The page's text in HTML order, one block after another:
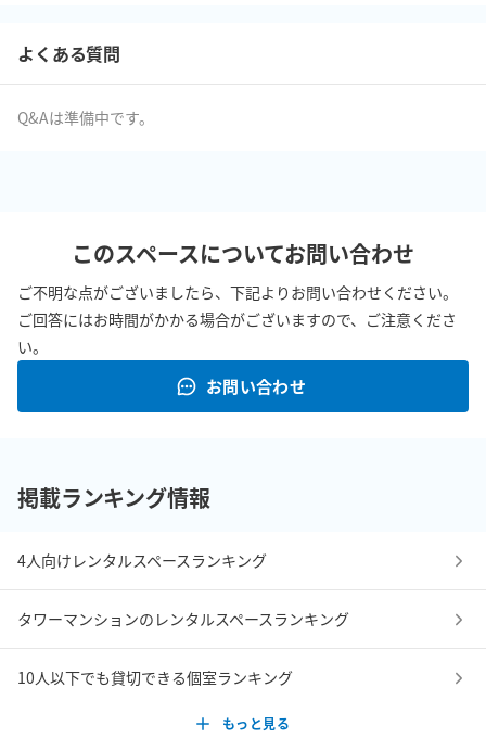
よくある質問
Q&Aは準備中です。
このスペースについてお問い合わせ
ご不明な点がございましたら、下記よりお問い合わせください。
ご回答にはお時間がかかる場合がございますので、ご注意くださ
い。
お問い合わせ
掲載ランキング情報
4人向けレンタルスペースランキング
タワーマンションのレンタルスペースランキング
10人以下でも貸切できる個室ランキング
もっと見る